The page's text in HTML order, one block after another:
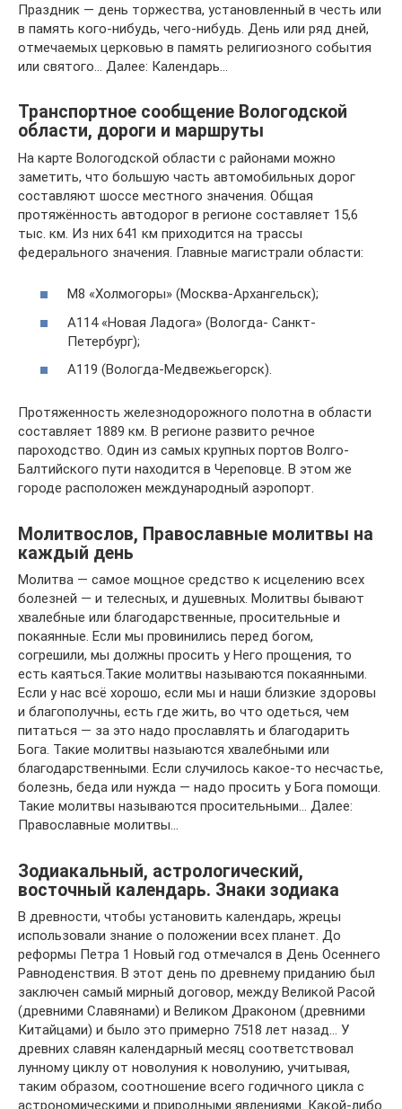
Праздник — день торжества, установленный в честь или
в память кого-нибудь, чего-нибудь. День или ряд дней,
отмечаемых церковью в память религиозного события
или святого… Далее: Календарь…
Транспортное сообщение Вологодской
области, дороги и маршруты
На карте Вологодской области с районами можно
заметить, что большую часть автомобильных дорог
составляют шоссе местного значения. Общая
протяжённость автодорог в регионе составляет 15,6
тыс. км. Из них 641 км приходится на трассы
федерального значения. Главные магистрали области:
М8 «Холмогоры» (Москва-Архангельск);
А114 «Новая Ладога» (Вологда- Санкт-
Петербург);
А119 (Вологда-Медвежьегорск).
Протяженность железнодорожного полотна в области
составляет 1889 км. В регионе развито речное
пароходство. Один из самых крупных портов Волго-
Балтийского пути находится в Череповце. В этом же
городе расположен международный аэропорт.
Молитвослов, Православные молитвы на
каждый день
Молитва — самое мощное средство к исцелению всех
болезней — и телесных, и душевных. Молитвы бывают
хвалебные или благодарственные, просительные и
покаянные. Если мы провинились перед богом,
согрешили, мы должны просить у Него прощения, то
есть каяться.Такие молитвы называются покаянными.
Если у нас всё хорошо, если мы и наши близкие здоровы
и благополучны, есть где жить, во что одеться, чем
питаться — за это надо прославлять и благодарить
Бога. Такие молитвы назыаются хвалебными или
благодарственными. Если случилось какое-то несчастье,
болезнь, беда или нужда — надо просить у Бога помощи.
Такие молитвы называются просительными… Далее:
Православные молитвы…
Зодиакальный, астрологический,
восточный календарь. Знаки зодиака
В древности, чтобы установить календарь, жрецы
использовали знание о положении всех планет. До
реформы Петра 1 Новый год отмечался в День Осеннего
Равноденствия. В этот день по древнему приданию был
заключен самый мирный договор, между Великой Расой
(древними Славянами) и Великом Драконом (древними
Китайцами) и было это примерно 7518 лет назад… У
древних славян календарный месяц соответствовал
лунному циклу от новолуния к новолунию, учитывая,
таким образом, соотношение всего годичного цикла с
астрономическими и природными явлениями. Какой-либо